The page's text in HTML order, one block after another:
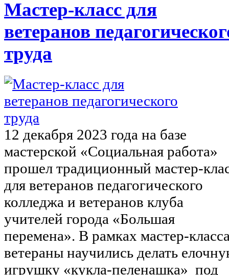
Мастер-класс для
ветеранов
труда
12 декабря 2023 года на базе
мастерской «Социальная работа»
прошел традиционный мастер-
для ветеранов педагогического
колледжа и ветеранов клуба
учителей города «Большая
перемена». В рамках мастер-
ветераны научились делать
игрушку «кукла-пеленашка» под